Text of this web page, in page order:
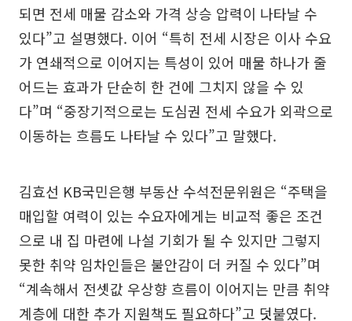
되면 전세 매물 감소와 가격 상승 압력이 나타날 수
있다”고 설명했다. 이어 “특히 전세 시장은 이사 수요
가 연쇄적으로 이어지는 특성이 있어 매물 하나가 줄
어드는 효과가 단순히 한 건에 그치지 않을 수 있
다”며 “중장기적으로는 도심권 전세 수요가 외곽으로
이동하는 흐름도 나타날 수 있다”고 말했다.
김효선 KB국민은행 부동산 수석전문위원은 “주택을
매입할 여력이 있는 수요자에게는 비교적 좋은 조건
으로 내 집 마련에 나설 기회가 될 수 있지만 그렇지
못한 취약 임차인들은 불안감이 더 커질 수 있다”며
“계속해서 전셋값 우상향 흐름이 이어지는 만큼 취약
계층에 대한 추가 지원책도 필요하다”고 덧붙였다.